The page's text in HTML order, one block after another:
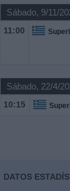
Sábado, 9/11/
11:00
Sábado, 22/4/
10:15
DATOS